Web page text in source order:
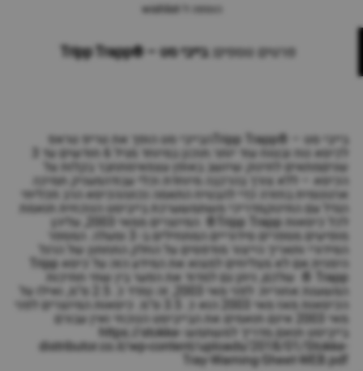
הוספה ל-wishlist
פרטים נוספים:בייבי סט – ®Tripp Trapp
בייבי סט – ®Tripp Trappהבייבי סט הופך את טריפ טראפ
שניםמתאים לתינוק שיושב באופן עצמאימתחבר בקלות על
הכיסא – ללא צורך בהרכבה מיוחדת וכלי עבודהמעניק תמיכה
ארגונומית בחזרה כדי להבטיח התאמה נכונההכיסא הרב תכליתי
הגדל עם התינוקמדריכי משתמשערכת בייביסט הנוכחית תואמת
לכל כיסאות Tripp Trapp® המיוצרים ממאי 2003, עליהן
מופיעים מספרים סידוריים המתחילים ב- 3 ומעלה. המספר
הסידורי ותאריך הייצור מודפסים על החלק התחתון של הרגל
הימנית.אם לא מצליחים למצוא את המידע הזה על כיסא Tripp
Trapp ® שלכם, ניתן גם למדוד את הפער בין שתי חתיכות
המשענת אחורית: לפני מאי 2003, זה נמדד כ. 2.5 ס"מ, ואילו על
הכיסאות מאז מאי 2003 הוא כ. 3.5 ס"מ. כיסאות המיוצרים לפני
מאי 2003 אינם תואמים את הבייביסט הנוכחי ואין עבורם
בייביסט תואם.מדריך למשתמש:https://stokke-
distributor.co.il/wp-content/uploads/2018/01/Stokke-
Tray-Warning-Sheet-WEB.pdf